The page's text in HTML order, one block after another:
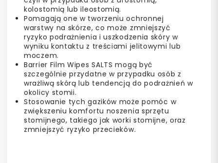
kolostomią lub ileostomią.
Pomagają one w tworzeniu ochronnej
warstwy na skórze, co może zmniejszyć
ryzyko podrażnienia i uszkodzenia skóry w
wyniku kontaktu z treściami jelitowymi lub
moczem.
Barrier Film Wipes SALTS mogą być
szczególnie przydatne w przypadku osób z
wrażliwą skórą lub tendencją do podrażnień w
okolicy stomii.
Stosowanie tych gazików może pomóc w
zwiększeniu komfortu noszenia sprzętu
stomijnego, takiego jak worki stomijne, oraz
zmniejszyć ryzyko przecieków.